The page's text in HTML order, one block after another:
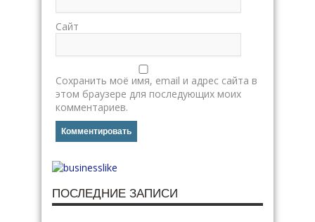
Сайт
Сохранить моё имя, email и адрес сайта в
этом браузере для последующих моих
комментариев.
ПОСЛЕДНИЕ ЗАПИСИ